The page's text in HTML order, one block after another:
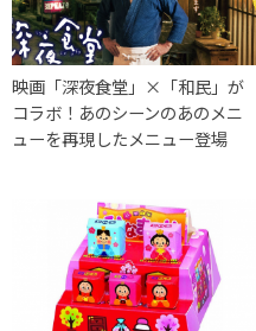
映画「深夜食堂」×「和民」が
コラボ！あのシーンのあのメニ
ューを再現したメニュー登場